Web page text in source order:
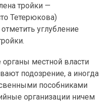
тройки —
Тетерюкова)
углубление
местной власти
подозрение, а иногда
пособниками
организации ничем